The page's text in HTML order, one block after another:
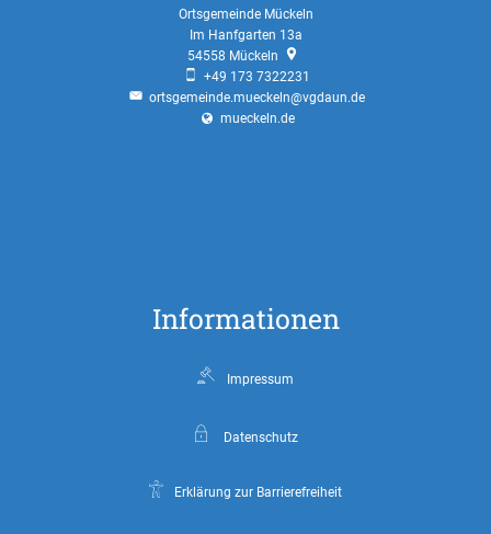
Ortsgemeinde Mückeln
Im Hanfgarten 13a
54558 Mückeln
+49 173 7322231
ortsgemeinde.mueckeln@vgdaun.de
mueckeln.de
Informationen
Impressum
Datenschutz
Erklärung zur Barrierefreiheit